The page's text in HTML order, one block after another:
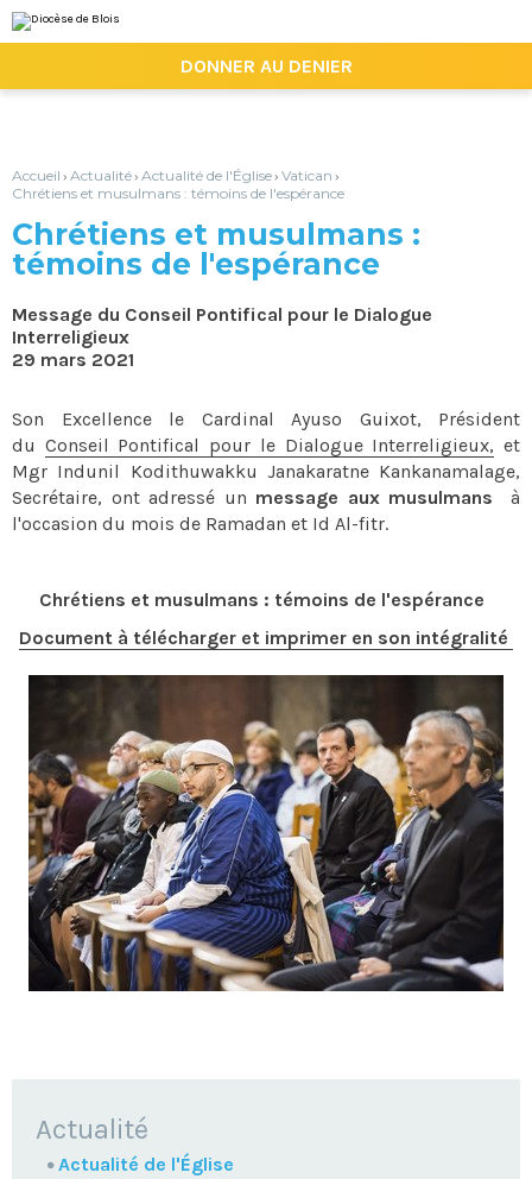
au
contenu.
la
personnels
DONNER AU DENIER
Accueil › Actualité› Actualité de l'Église› Vatican ›
Chrétiens et musulmans : témoins de l'espérance
Chrétiens et musulmans :
témoins de l'espérance
Message du Conseil Pontifical pour le Dialogue
Interreligieux
29 mars 2021
Son Excellence le Cardinal Ayuso Guixot, Président
du Conseil Pontifical pour le Dialogue Interreligieux, et
Mgr Indunil Kodithuwakku Janakaratne Kankanamalage,
Secrétaire, ont adressé un message aux musulmans
à
l'occasion du mois de Ramadan et Id Al-fitr.
Chrétiens et musulmans : témoins de l'espérance
Document à télécharger et imprimer en son intégralité
NAVIGATION
Actualité
Actualité de l'Église